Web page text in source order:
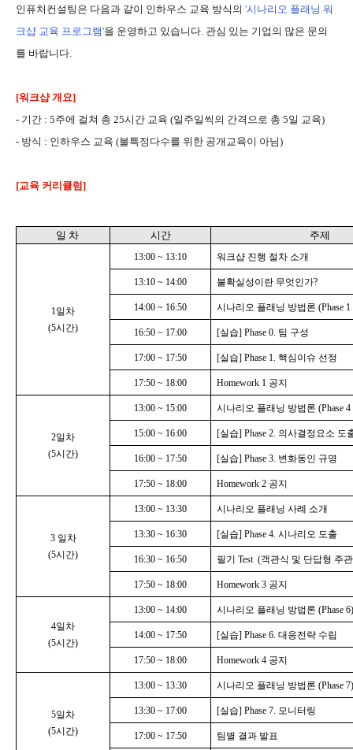
인퓨처컨설팅은 다음과 같이 인하우스 교육 방식의 '시나리오 플래닝 워
크샵 교육 프로그램'을 운영하고 있습니다. 관심 있는 기업의 많은 문의
를 바랍니다.
[워크샵 개요]
- 기간 : 5주에 걸쳐 총 25시간 교육 (일주일씩의 간격으로 총 5일 교육)
- 방식 : 인하우스 교육 (불특정다수를 위한 공개교육이 아님)
[교육 커리큘럼]
일 차 시간 주제
1일차
(5시간)
13:00 ~ 13:10 워크샵 진행 절차 소개
13:10 ~ 14:00 불확실성이란 무엇인가?
14:00 ~ 16:50 시나리오 플래닝 방법론 (Phase
16:50 ~ 17:00 [실습] Phase 0. 팀 구성
17:00 ~ 17:50 [실습] Phase 1.핵심이슈 선정
17:50 ~ 18:00 Homework 1 공지
2일차
(5시간)
13:00 ~ 15:00 시나리오 플래닝 방법론 (Phase
15:00 ~ 16:00 [실습] Phase 2. 의사결정요소 도
16:00 ~ 17:50 [실습] Phase 3. 변화동인 규명
17:50 ~ 18:00 Homework 2 공지
3 일차
(5시간)
13:00 ~ 13:30 시나리오 플래닝 사례 소개
13:30 ~ 16:30 [실습] Phase 4.시나리오 도출
16:30 ~ 16:50 필기 Test (객관식 및 단답형 주
17:50 ~ 18:00 Homework 3 공지
4일차
(5시간)
13:00 ~ 14:00 시나리오 플래닝 방법론 (Phase
14:00 ~ 17:50 [실습] Phase 6.대응전략 수립
17:50 ~ 18:00 Homework 4 공지
5일차
(5시간)
13:00 ~ 13:30 시나리오 플래닝 방법론 (Phase
13:30 ~ 17:00 [실습] Phase 7. 모니터링
17:00 ~ 17:50 팀별 결과 발표